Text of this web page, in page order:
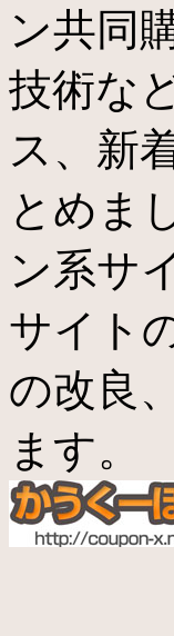
ン共同
技術な
ス、新
とめま
ン系サ
サイト
の改良
ます。